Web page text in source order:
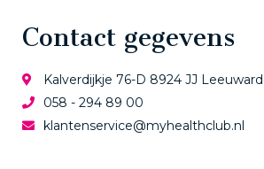
Contact gegevens
Kalverdijkje 76-D 8924 JJ
058 - 294 89 00
klantenservice@myhealthclub.nl